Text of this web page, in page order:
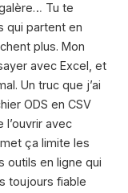
Tu te
qui partent en
plus. Mon
avec Excel, et
Un truc que j’ai
ODS en CSV
l’ouvrir avec
ça limite les
outils en ligne qui
toujours fiable